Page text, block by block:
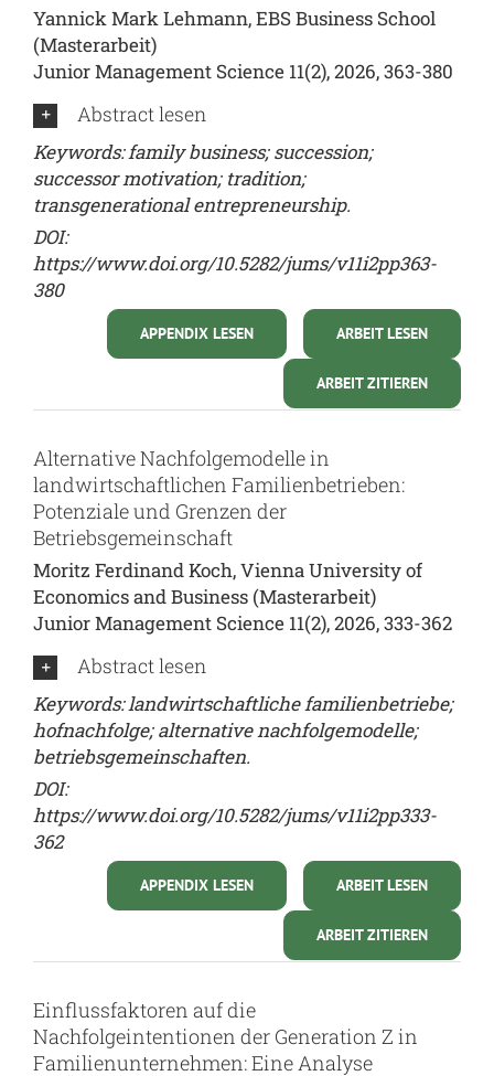
Yannick Mark Lehmann, EBS Business School
(Masterarbeit)
Junior Management Science 11(2), 2026, 363-380
Abstract lesen
Keywords: family business; succession;
successor motivation; tradition;
transgenerational entrepreneurship.
DOI:
https://www.doi.org/10.5282/jums/v11i2pp363-
380
ARBEIT LESEN
APPENDIX LESEN
ARBEIT ZITIEREN
Alternative Nachfolgemodelle in
landwirtschaftlichen Familienbetrieben:
Potenziale und Grenzen der
Betriebsgemeinschaft
Moritz Ferdinand Koch, Vienna University of
Economics and Business (Masterarbeit)
Junior Management Science 11(2), 2026, 333-362
Abstract lesen
Keywords: landwirtschaftliche familienbetriebe;
hofnachfolge; alternative nachfolgemodelle;
betriebsgemeinschaften.
DOI:
https://www.doi.org/10.5282/jums/v11i2pp333-
362
ARBEIT LESEN
APPENDIX LESEN
ARBEIT ZITIEREN
Einflussfaktoren auf die
Nachfolgeintentionen der Generation Z in
Familienunternehmen: Eine Analyse